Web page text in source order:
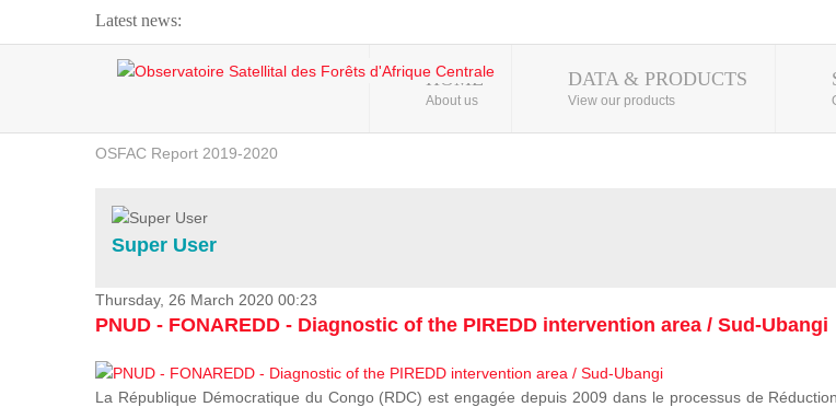
Latest news:
Webinar about Large Scale Monitoring and Land ...
OSFAC Video - Addressing climate change from the ...
OSFAC Report 2019-2020
Flooding and Erosion in Kinshasa - Open Cities ...
HOME
About us
DATA & PRODUCTS
View our products
Super User
Thursday, 26 March 2020 00:23
PNUD - FONAREDD - Diagnostic of the PIREDD intervention area / Sud-Ubangi
La République Démocratique du Congo (RDC) est engagée depuis 2009 dans le processus de